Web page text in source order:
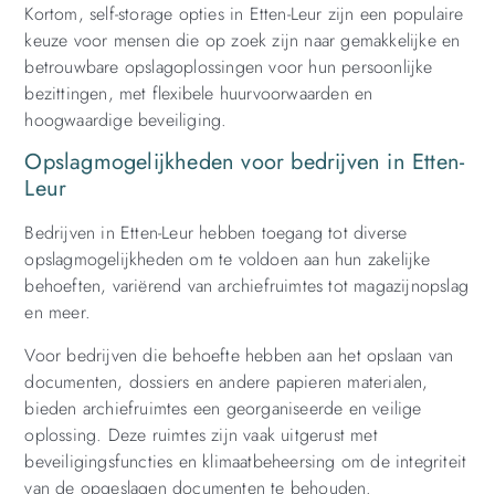
Kortom, self-storage opties in Etten-Leur zijn een populaire
keuze voor mensen die op zoek zijn naar gemakkelijke en
betrouwbare opslagoplossingen voor hun persoonlijke
bezittingen, met flexibele huurvoorwaarden en
hoogwaardige beveiliging.
Opslagmogelijkheden voor bedrijven in Etten-
Leur
Bedrijven in Etten-Leur hebben toegang tot diverse
opslagmogelijkheden om te voldoen aan hun zakelijke
behoeften, variërend van archiefruimtes tot magazijnopslag
en meer.
Voor bedrijven die behoefte hebben aan het opslaan van
documenten, dossiers en andere papieren materialen,
bieden archiefruimtes een georganiseerde en veilige
oplossing. Deze ruimtes zijn vaak uitgerust met
beveiligingsfuncties en klimaatbeheersing om de integriteit
van de opgeslagen documenten te behouden.